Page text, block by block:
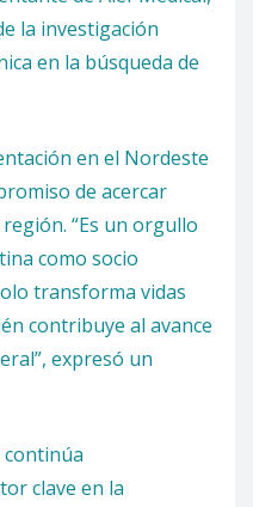
la investigación
en la búsqueda de
en el Nordeste
de acercar
“Es un orgullo
como socio
transforma vidas
contribuye al avance
expresó un
continúa
clave en la